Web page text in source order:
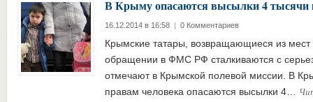
В Крыму опасаются высылки 4 тысячи
16.12.2014 в 16:58 | 0 Комментариев
Крымские татары, возвращающиеся из мест
обращении в ФМС РФ сталкиваются с
отмечают в Крымской полевой миссии. В
правам человека опасаются высылки 4…